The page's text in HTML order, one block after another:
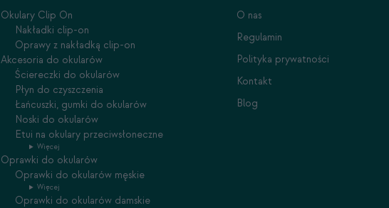
Okulary Clip On
Nakładki clip-on
Oprawy z nakładką clip-on
Akcesoria do okularów
Ściereczki do okularów
Płyn do czyszczenia
Łańcuszki, gumki do okularów
Noski do okularów
Etui na okulary przeciwsłoneczne
Więcej
Oprawki do okularów
Oprawki do okularów męskie
Więcej
Oprawki do okularów damskie
O nas
Regulamin
Polityka prywatności
Kontakt
Blog